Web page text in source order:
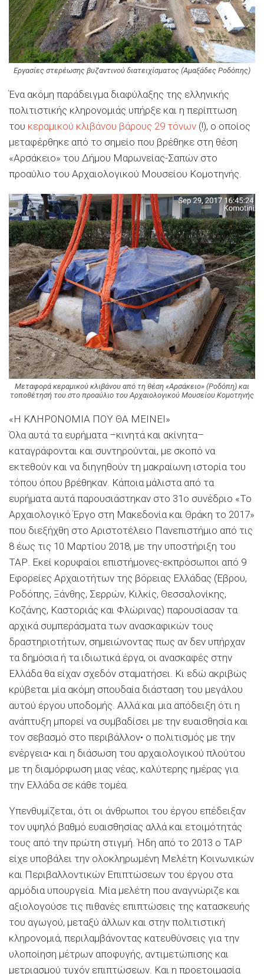
Εργασίες στερέωσης βυζαντινού διατειχίσματος (Αμαξάδες Ροδόπης)
Ένα ακόμη παράδειγμα διαφύλαξης της ελληνικής
πολιτιστικής κληρονομιάς υπήρξε και η περίπτωση
του κεραμικού κλιβάνου βάρους 29 τόνων (!), ο οποίος
μεταφέρθηκε από το σημείο που βρέθηκε στη θέση
«Αρσάκειο» του Δήμου Μαρωνείας-Σαπών στο
προαύλιο του Αρχαιολογικού Μουσείου Κομοτηνής.
Μεταφορά κεραμικού κλιβάνου από τη θέση «Αρσάκειο» (Ροδόπη) και
τοποθέτησή του στο προαύλιο του Αρχαιολογικού Μουσείου Κομοτηνής
Η ΚΛΗΡΟΝΟΜΙΑ ΠΟΥ ΘΑ ΜΕΙΝΕΙ
Όλα αυτά τα ευρήματα –κινητά και ακίνητα–
καταγράφονται και συντηρούνται, με σκοπό να
εκτεθούν και να διηγηθούν τη μακραίωνη ιστορία του
τόπου όπου βρέθηκαν. Κάποια μάλιστα από τα
ευρήματα αυτά παρουσιάστηκαν στο 31ο συνέδριο «Το
Αρχαιολογικό Έργο στη Μακεδονία και Θράκη το 2017»
που διεξήχθη στο Αριστοτέλειο Πανεπιστήμιο από τις
8 έως τις 10 Μαρτίου 2018, με την υποστήριξη του
ΤΑΡ. Εκεί κορυφαίοι επιστήμονες-εκπρόσωποι από 9
Εφορείες Αρχαιοτήτων της βόρειας Ελλάδας (Έβρου,
Ροδόπης, Ξάνθης, Σερρών, Κιλκίς, Θεσσαλονίκης,
Κοζάνης, Καστοριάς και Φλώρινας) παρουσίασαν τα
αρχικά συμπεράσματα των ανασκαφικών τους
δραστηριοτήτων, σημειώνοντας πως αν δεν υπήρχαν
τα δημόσια ή τα ιδιωτικά έργα, οι ανασκαφές στην
Ελλάδα θα είχαν σχεδόν σταματήσει. Κι εδώ ακριβώς
κρύβεται μία ακόμη σπουδαία διάσταση του μεγάλου
αυτού έργου υποδομής. Αλλά και μια απόδειξη ότι η
ανάπτυξη μπορεί να συμβαδίσει με την ευαισθησία και
τον σεβασμό στο περιβάλλον• ο πολιτισμός με την
ενέργεια• και η διάσωση του αρχαιολογικού πλούτου
με τη διαμόρφωση μιας νέας, καλύτερης ημέρας για
την Ελλάδα σε κάθε τομέα.
Υπενθυμίζεται, ότι οι άνθρωποι του έργου επέδειξαν
τον υψηλό βαθμό ευαισθησίας αλλά και ετοιμότητάς
τους από την πρώτη στιγμή. Ήδη από το 2013 ο TAP
είχε υποβάλει την ολοκληρωμένη Μελέτη Κοινωνικών
και Περιβαλλοντικών Επιπτώσεων του έργου στα
αρμόδια υπουργεία. Μία μελέτη που αναγνώριζε και
αξιολογούσε τις πιθανές επιπτώσεις της κατασκευής
του αγωγού, μεταξύ άλλων και στην πολιτιστική
κληρονομιά, περιλαμβάνοντας κατευθύνσεις για την
υλοποίηση μέτρων αποφυγής, αντιμετώπισης και
μετριασμού τυχόν επιπτώσεων. Και η προετοιμασία